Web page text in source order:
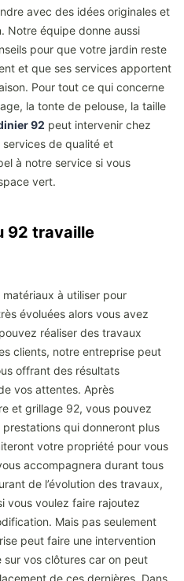
avec des idées originales et
Notre équipe donne aussi
pour que votre jardin reste
et que ses services apportent
Pour tout ce qui concerne
la tonte de pelouse, la taille
92 peut intervenir chez
de qualité et
à notre service si vous
vert.
92 travaille
à utiliser pour
évoluées alors vous avez
réaliser des travaux
clients, notre entreprise peut
offrant des résultats
vos attentes. Après
et grillage 92, vous pouvez
qui donneront plus
votre propriété pour vous
accompagnera durant tous
de l’évolution des travaux,
vous voulez faire rajoutez
Mais pas seulement
peut faire une intervention
vos clôtures car on peut
de ces dernières. Dans